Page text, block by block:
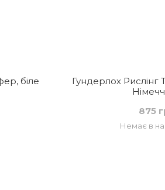
біле
Гундерлох Рислінг
875
Немає в